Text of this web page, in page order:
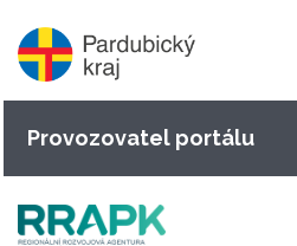
Provozovatel portálu